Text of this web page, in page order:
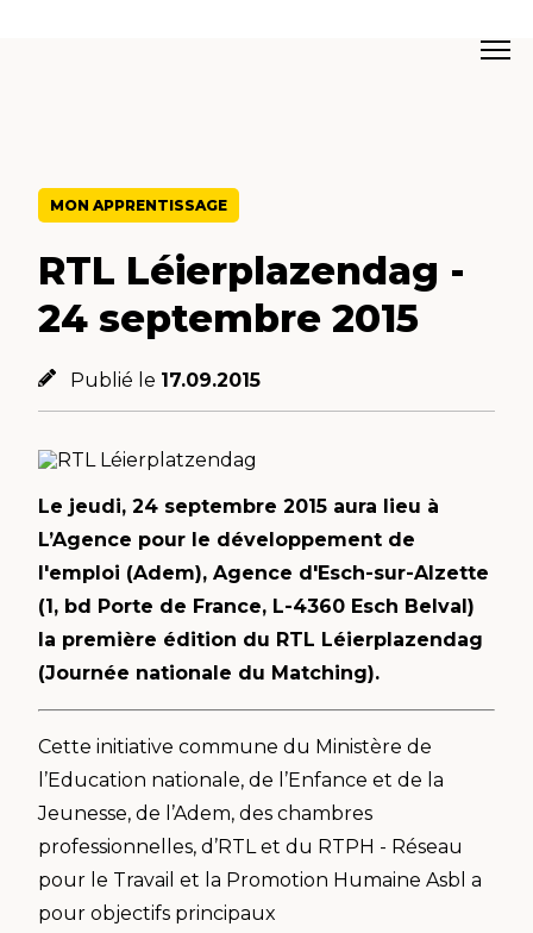
MON APPRENTISSAGE
RTL Léierplazendag -
24 septembre 2015
Publié le 17.09.2015
Le jeudi, 24 septembre 2015 aura lieu à
L’Agence pour le développement de
l'emploi (Adem), Agence d'Esch-sur-Alzette
(1, bd Porte de France, L-4360 Esch Belval)
la première édition du RTL Léierplazendag
(Journée nationale du Matching).
Cette initiative commune du Ministère de
l’Education nationale, de l’Enfance et de la
Jeunesse, de l’Adem, des chambres
professionnelles, d’RTL et du RTPH - Réseau
pour le Travail et la Promotion Humaine Asbl a
pour objectifs principaux